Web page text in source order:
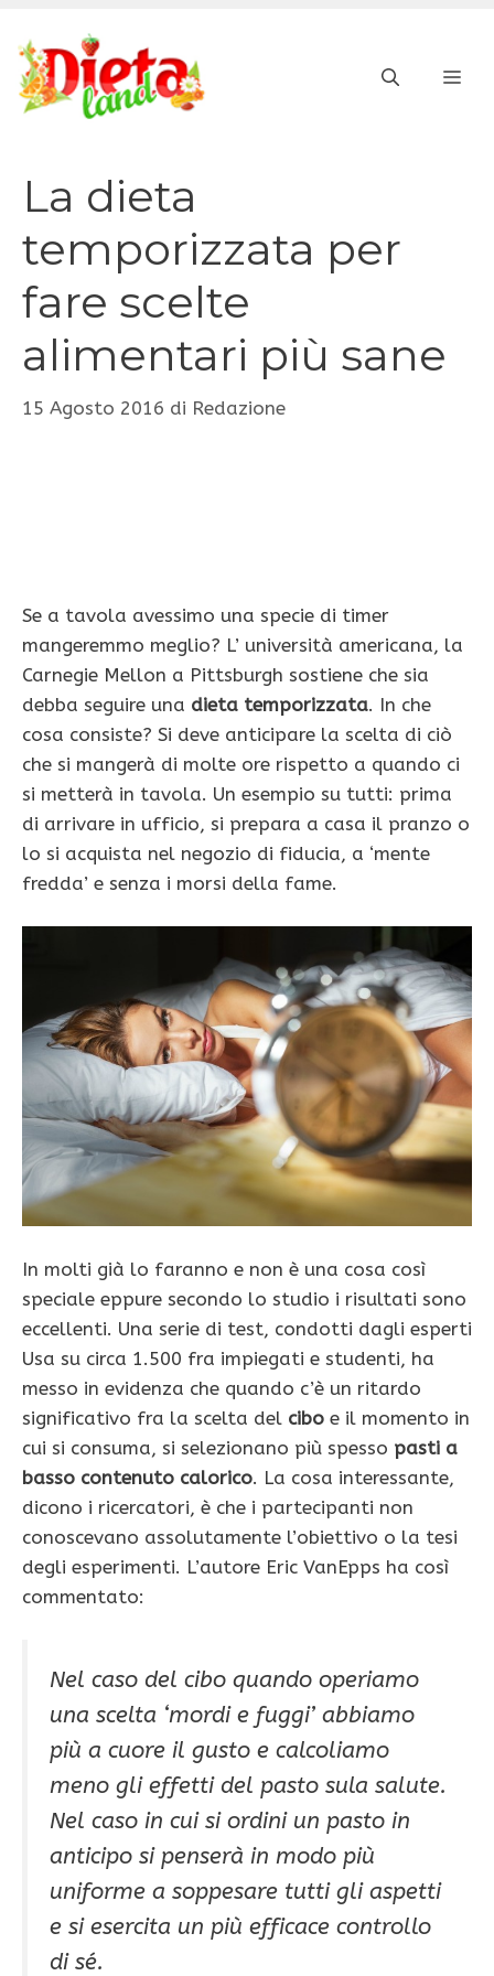
contenuto
La dieta
temporizzata per
fare scelte
alimentari più sane
15 Agosto 2016 di Redazione
Se a tavola avessimo una specie di timer
mangeremmo meglio? L’ università americana, la
Carnegie Mellon a Pittsburgh sostiene che sia
debba seguire una dieta temporizzata. In che
cosa consiste? Si deve anticipare la scelta di ciò
che si mangerà di molte ore rispetto a quando ci
si metterà in tavola. Un esempio su tutti: prima
di arrivare in ufficio, si prepara a casa il pranzo o
lo si acquista nel negozio di fiducia, a ‘mente
fredda’ e senza i morsi della fame.
In molti già lo faranno e non è una cosa così
speciale eppure secondo lo studio i risultati sono
eccellenti. Una serie di test, condotti dagli esperti
Usa su circa 1.500 fra impiegati e studenti, ha
messo in evidenza che quando c’è un ritardo
significativo fra la scelta del cibo e il momento in
cui si consuma, si selezionano più spesso pasti a
basso contenuto calorico. La cosa interessante,
dicono i ricercatori, è che i partecipanti non
conoscevano assolutamente l’obiettivo o la tesi
degli esperimenti. L’autore Eric VanEpps ha così
commentato:
Nel caso del cibo quando operiamo
una scelta ‘mordi e fuggi’ abbiamo
più a cuore il gusto e calcoliamo
meno gli effetti del pasto sula salute.
Nel caso in cui si ordini un pasto in
anticipo si penserà in modo più
uniforme a soppesare tutti gli aspetti
e si esercita un più efficace controllo
di sé.